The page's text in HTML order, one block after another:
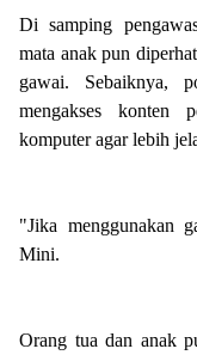
Di samping
mata anak pun
gawai. Sebaiknya,
mengakses konten
komputer agar lebih
"Jika menggunakan
Mini.
Orang tua dan anak